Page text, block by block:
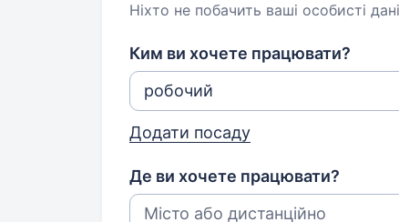
Ніхто не побачить ваші особисті
Ким ви хочете працювати?
Додати посаду
Де ви хочете працювати?